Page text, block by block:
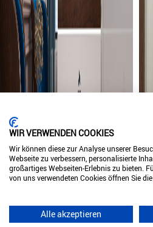
WIR VERWENDEN COOKIES
Wir können diese zur Analyse unserer
Webseite zu verbessern, personalisierte
großartiges Webseiten-Erlebnis zu bieten.
von uns verwendeten Cookies öffnen Sie
Alle akzeptieren